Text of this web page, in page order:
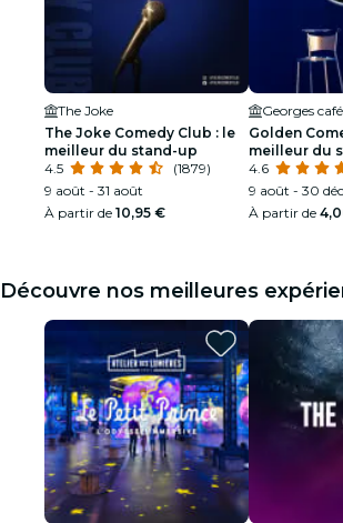
The Joke
The Joke Comedy Club : le
meilleur du stand-up
4.5
(1879)
9 août - 31 août
À partir de 10,95 €
Georges café
Golden
meilleur du
4.6
9 août - 30 déc.
À partir de
Découvre nos meilleures